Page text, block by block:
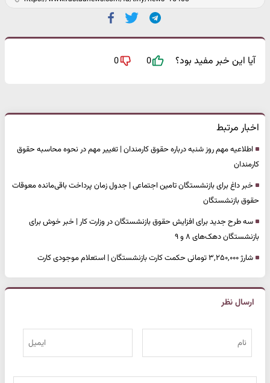
آیا این خبر مفید بود؟ 0
0
اخبار مرتبط
اطلاعیه مهم روز شنبه درباره حقوق کارمندان | تغییر مهم در نحوه محاسبه حقوق
کارمندان
خبر داغ برای بازنشستگان تامین اجتماعی | جدول زمان پرداخت باقی‌مانده معوقات
حقوق بازنشستگان
سه طرح جدید برای افزایش حقوق بازنشستگان در وزارت کار | خبر خوش برای
بازنشستگان دهک‌های ۸ و ۹
شارژ ۳,۲۵۰,۰۰۰ تومانی حکمت کارت بازنشستگان | استعلام موجودی کارت
ارسال نظر